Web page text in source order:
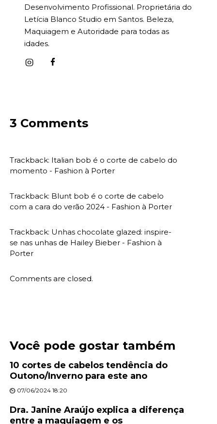
Desenvolvimento Profissional. Proprietária do
Letícia Blanco Studio em Santos. Beleza,
Maquiagem e Autoridade para todas as
idades.
3 Comments
Trackback: Italian bob é o corte de cabelo do
momento - Fashion à Porter
Trackback: Blunt bob é o corte de cabelo
com a cara do verão 2024 - Fashion à Porter
Trackback: Unhas chocolate glazed: inspire-
se nas unhas de Hailey Bieber - Fashion à
Porter
Comments are closed.
Você pode gostar também
10 cortes de cabelos tendência do
Outono/Inverno para este ano
07/06/2024 18:20
Dra. Janine Araújo explica a diferença
entre a maquiagem e os